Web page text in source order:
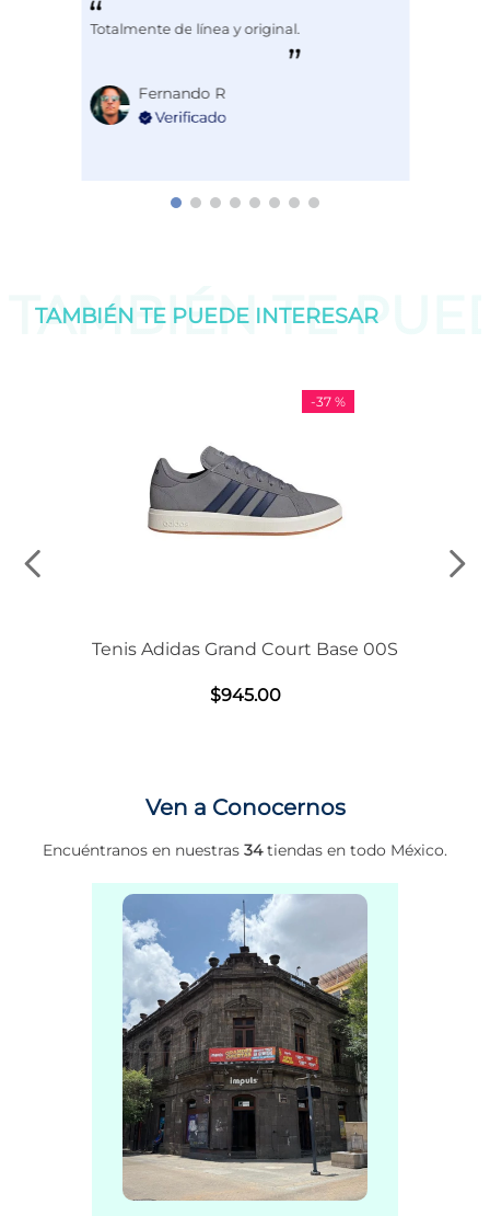
Totalmente de línea y original.
Fernando R
TAMBIÉN TE
TAMBIÉN TE PUEDE INTERESAR
-37 %
Tenis Adidas Grand Court Base 00S
$945.00
Ven a Conocernos
Encuéntranos en nuestras 34tiendas en todo México.